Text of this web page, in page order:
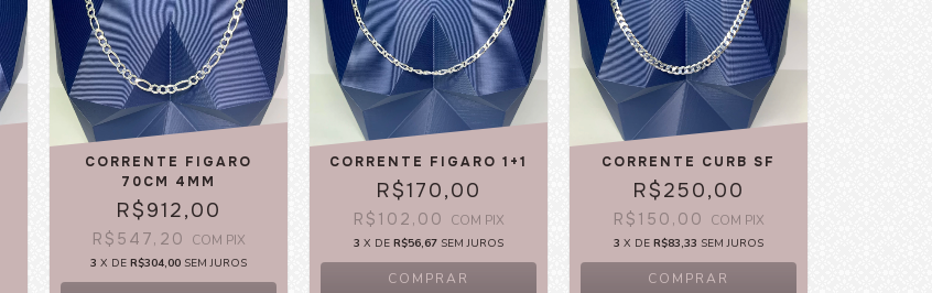
CORRENTE FIGARO
70CM 4MM
R$912,00
R$547,20 COM PIX
3 X DER$304,00 SEM JUROS
CORRENTE FIGARO 1+1
R$170,00
R$102,00 COM PIX
3 X DER$56,67 SEM JUROS
COMPRAR
CORRENTE CURB SF
R$250,00
R$150,00 COM PIX
3 X DER$83,33 SEM JUROS
COMPRAR